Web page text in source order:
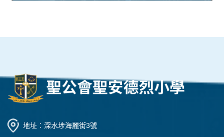
地址︰深水埗海麗街3號